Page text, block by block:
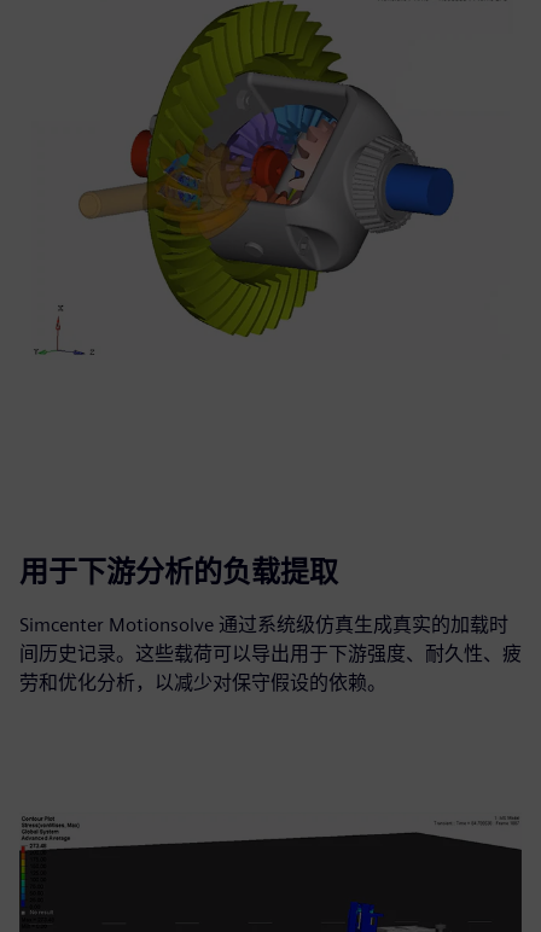
用于下游分析的负载提取
Simcenter Motionsolve 通过系统级仿真生成真实的加载时
间历史记录。这些载荷可以导出用于下游强度、耐久性、疲
劳和优化分析，以减少对保守假设的依赖。